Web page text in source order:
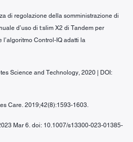
di regolazione della somministrazione di
d’uso di t:slim X2 di Tandem per
Control-IQ adatti la
Science and Technology, 2020 | DOI:
Care. 2019;42(8):1593-1603.
Mar 6. doi: 10.1007/s13300-023-01385-